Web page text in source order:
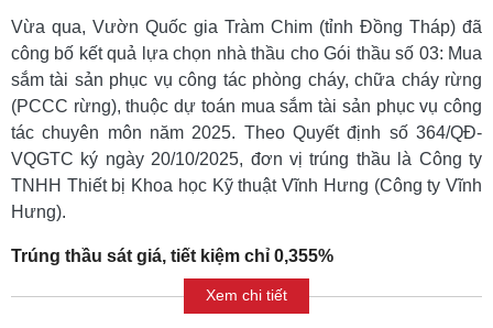
Vừa qua, Vườn Quốc gia Tràm Chim (tỉnh Đồng Tháp) đã
công bố kết quả lựa chọn nhà thầu cho Gói thầu số 03: Mua
sắm tài sản phục vụ công tác phòng cháy, chữa cháy rừng
(PCCC rừng), thuộc dự toán mua sắm tài sản phục vụ công
tác chuyên môn năm 2025. Theo Quyết định số 364/QĐ-
VQGTC ký ngày 20/10/2025, đơn vị trúng thầu là Công ty
TNHH Thiết bị Khoa học Kỹ thuật Vĩnh Hưng (Công ty Vĩnh
Hưng).
Trúng thầu sát giá, tiết kiệm chỉ 0,355%
Xem chi tiết